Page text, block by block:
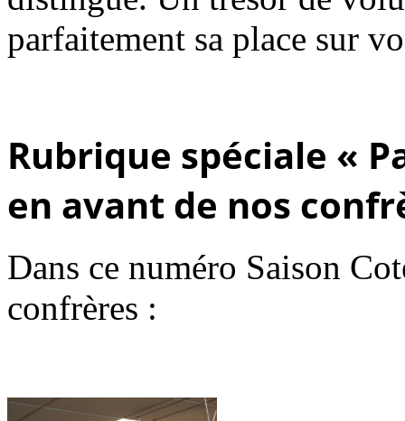
parfaitement sa place sur
Rubrique spéciale «
en avant de nos
Dans ce numéro Saison
confrères :